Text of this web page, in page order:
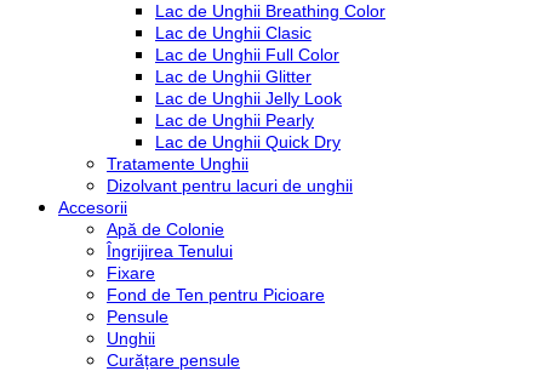
Lac de Unghii Breathing Color
Lac de Unghii Clasic
Lac de Unghii Full Color
Lac de Unghii Glitter
Lac de Unghii Jelly Look
Lac de Unghii Pearly
Lac de Unghii Quick Dry
Tratamente Unghii
Dizolvant pentru lacuri de unghii
Accesorii
Apă de Colonie
Îngrijirea Tenului
Fixare
Fond de Ten pentru Picioare
Pensule
Unghii
Curățare pensule